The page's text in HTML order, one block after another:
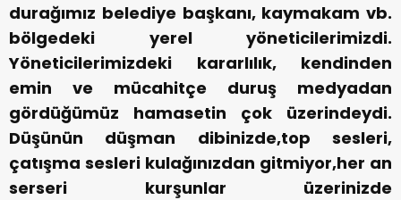
durağımız belediye başkanı, kaymakam vb.
bölgedeki yerel yöneticilerimizdi.
Yöneticilerimizdeki kararlılık, kendinden
emin ve mücahitçe duruş medyadan
gördüğümüz hamasetin çok üzerindeydi.
Düşünün düşman dibinizde,top sesleri,
çatışma sesleri kulağınızdan gitmiyor,her an
serseri kurşunlar üzerinizde